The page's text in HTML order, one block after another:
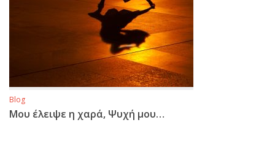
Blog
Μου έλειψε η χαρά, Ψυχή μου…